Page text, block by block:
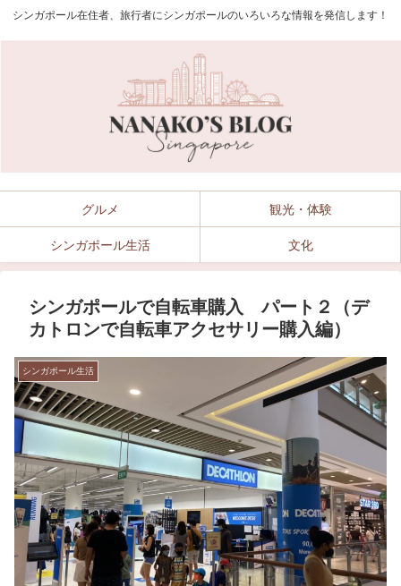
シンガポール在住者、旅行者にシンガポールのいろいろな情報を発信します！
グルメ 観光・体験
シンガポール生活 文化
シンガポールで自転車購入 パート２（デ
カトロンで自転車アクセサリー購入編）
シンガポール生活